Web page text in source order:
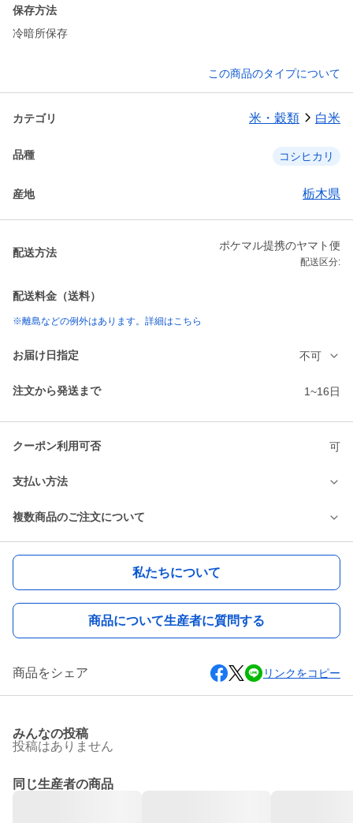
保存方法
冷暗所保存
この商品のタイプについて
カテゴリ 米・穀類 白米
品種 コシヒカリ
産地 栃木県
配送方法
ポケマル提携のヤマト便
配送区分:
配送料金（送料）
※離島などの例外はあります。詳細はこちら
お届け日指定 不可
注文から発送まで 1~16日
クーポン利用可否 可
支払い方法
複数商品のご注文について
私たちについて
商品について生産者に質問する
商品をシェア リンクをコピー
みんなの投稿
投稿はありません
同じ生産者の商品